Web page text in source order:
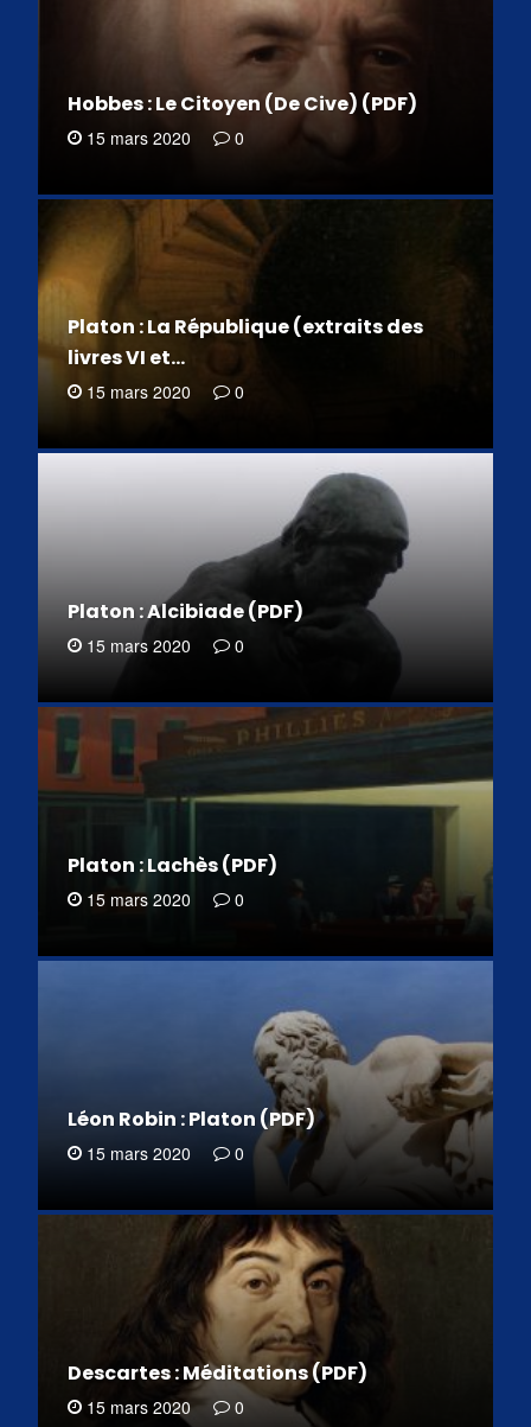
Hobbes : Le Citoyen (De Cive) (PDF)
15 mars 2020 0
Platon : La République (extraits des
livres VI et…
15 mars 2020 0
Platon : Alcibiade (PDF)
15 mars 2020 0
Platon : Lachès (PDF)
15 mars 2020 0
Léon Robin : Platon (PDF)
15 mars 2020 0
Descartes : Méditations (PDF)
15 mars 2020 0